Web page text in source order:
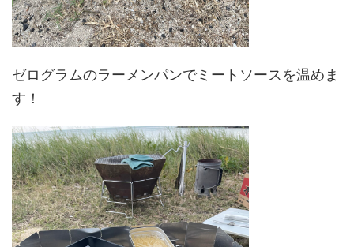
ゼログラムのラーメンパンでミートソースを温めま
す！